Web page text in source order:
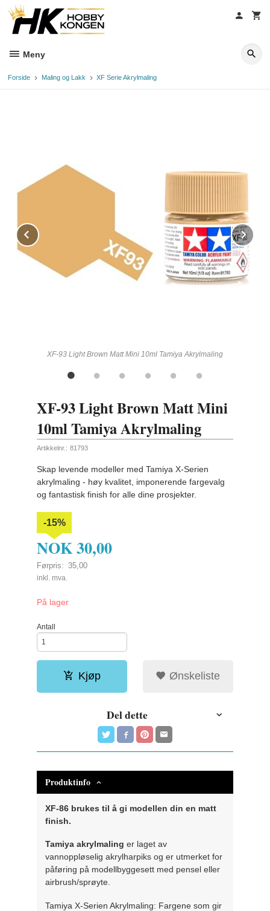
innholdet
Meny
Forside Maling og Lakk XF Serie Akrylmaling
XF-93 Light Brown Matt Mini 10ml Tamiya Akrylmaling
Prev
XF-93 Light Brown Matt Mini
10ml Tamiya Akrylmaling
Artikkelnr.: 81793
Skap levende modeller med Tamiya X-Serien
akrylmaling - høy kvalitet, imponerende fargevalg
og fantastisk finish for alle dine prosjekter.
NOK30,00
Førpris: 35,00
Rabatt
-15%
inkl. mva.
På lager
Antall
Kjøp Ønskeliste
Del dette
Produktinfo
XF-86 brukes til å gi modellen din en matt
finish.
Tamiya akrylmaling er laget av
vannoppløselig akrylharpiks og er utmerket for
påføring på modellbyggesett med pensel eller
airbrush/sprøyte.
Tamiya X-Serien Akrylmaling: Fargene som gir